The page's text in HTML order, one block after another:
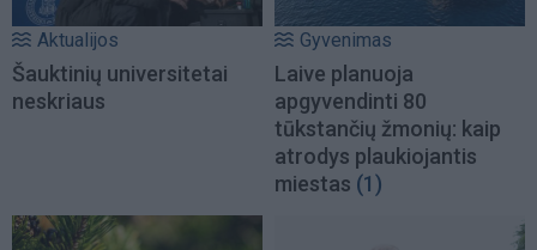
Aktualijos
Šauktinių universitetai
neskriaus
Gyvenimas
Laive planuoja
apgyvendinti 80
tūkstančių žmonių: kaip
atrodys plaukiojantis
miestas (1)